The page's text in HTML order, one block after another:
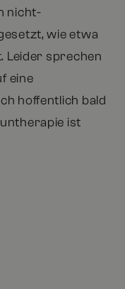
nicht-
wie etwa
Leider sprechen
eine
hoffentlich bald
ist